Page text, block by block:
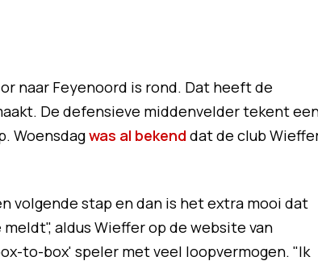
naar Feyenoord is rond. Dat heeft de
De defensieve middenvelder tekent
Woensdagwas al bekend dat de club
volgende stap en dan is het extra mooi dat
aldus Wieffer op de website van
to-box' speler met veel loopvermogen. "Ik